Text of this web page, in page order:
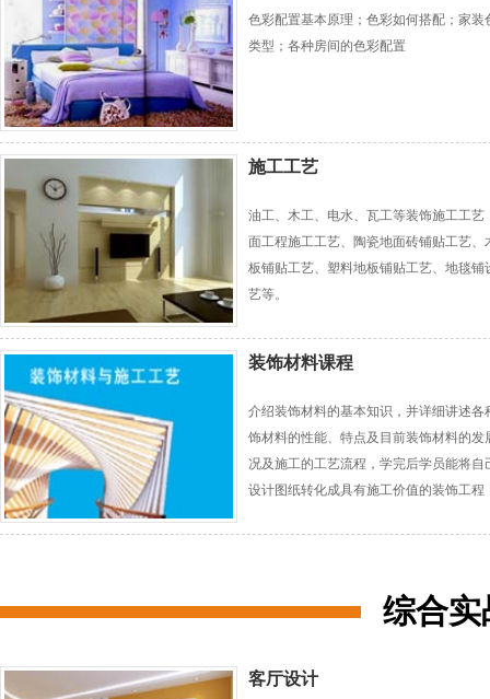
色彩配置基本原理；色彩如何搭配；家装
类型；各种房间的色彩配置
施工工艺
油工、木工、电水、瓦工等装饰施工工艺
面工程施工工艺、陶瓷地面砖铺贴工艺、
板铺贴工艺、塑料地板铺贴工艺、地毯铺
艺等。
装饰材料课程
介绍装饰材料的基本知识，并详细讲述各
饰材料的性能、特点及目前装饰材料的发
况及施工的工艺流程，学完后学员能将自
设计图纸转化成具有施工价值的装饰工程
综合实
客厅设计